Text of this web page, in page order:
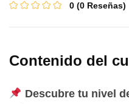
0 (0 Reseñas)
Contenido del
Descubre tu nivel